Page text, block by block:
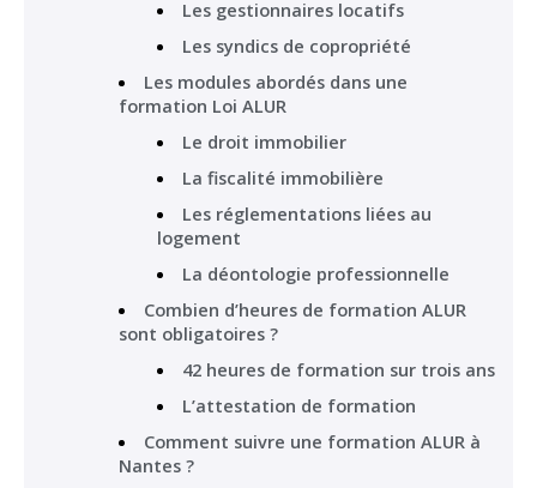
Les gestionnaires locatifs
Les syndics de copropriété
Les modules abordés dans une
formation Loi ALUR
Le droit immobilier
La fiscalité immobilière
Les réglementations liées au
logement
La déontologie professionnelle
Combien d’heures de formation ALUR
sont obligatoires ?
42 heures de formation sur trois ans
L’attestation de formation
Comment suivre une formation ALUR à
Nantes ?